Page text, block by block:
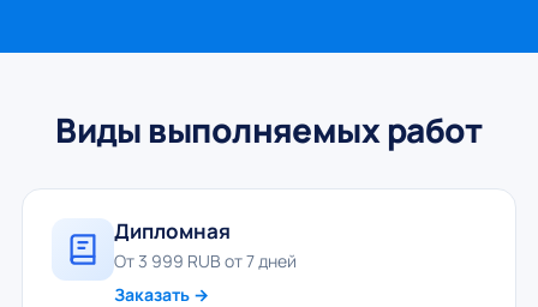
Виды выполняемых работ
Дипломная
От 3 999 RUB от 7 дней
Заказать →